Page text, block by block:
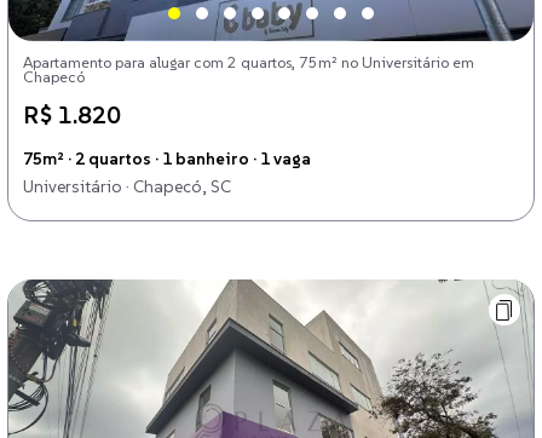
Apartamento para alugar com 2 quartos, 75m² no Universitário em
Chapecó
R$ 1.820
75m² · 2 quartos · 1 banheiro · 1 vaga
Universitário · Chapecó, SC